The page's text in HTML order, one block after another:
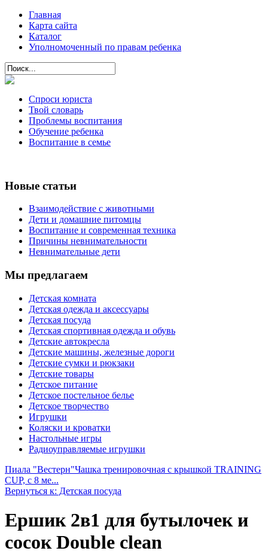
Главная
Карта сайта
Каталог
Уполномоченный по правам ребенка
Спроси юриста
Твой словарь
Проблемы воспитания
Обучение ребенка
Воспитание в семье
Новые статьи
Взаимодействие с животными
Дети и домашние питомцы
Воспитание и современная техника
Причины невнимательности
Невнимательные дети
Мы предлагаем
Детская комната
Детская одежда и аксессуары
Детская посуда
Детская спортивная одежда и обувь
Детские автокресла
Детские машины, железные дороги
Детские сумки и рюкзаки
Детские товары
Детское питание
Детское постельное белье
Детское творчество
Игрушки
Коляски и кроватки
Настольные игры
Радиоуправляемые игрушки
Пиала "Вестерн"Чашка тренировочная с крышкой TRAINING
CUP, с 8 ме...
Вернуться к: Детская посуда
Ершик 2в1 для бутылочек и
сосок Double clean